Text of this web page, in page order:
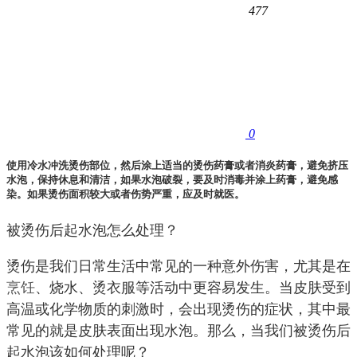
477
0
使用冷水冲洗烫伤部位，然后涂上适当的烫伤药膏或者消炎药膏，避免挤压
水泡，保持休息和清洁，如果水泡破裂，要及时消毒并涂上药膏，避免感
染。如果烫伤面积较大或者伤势严重，应及时就医。
被烫伤后起水泡怎么处理？
烫伤是我们日常生活中常见的一种意外伤害，尤其是在
烹饪、烧水、烫衣服等活动中更容易发生。当皮肤受到
高温或化学物质的刺激时，会出现烫伤的症状，其中最
常见的就是皮肤表面出现水泡。那么，当我们被烫伤后
起水泡该如何处理呢？